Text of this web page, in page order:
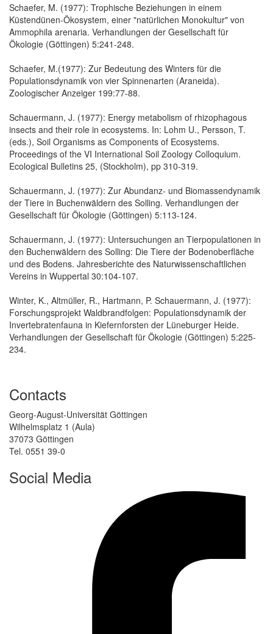
Schaefer, M. (1977): Trophische Beziehungen in einem
Küstendünen-Ökosystem, einer "natürlichen Monokultur" von
Ammophila arenaria. Verhandlungen der Gesellschaft für
Ökologie (Göttingen) 5:241-248.
Schaefer, M.(1977): Zur Bedeutung des Winters für die
Populationsdynamik von vier Spinnenarten (Araneida).
Zoologischer Anzeiger 199:77-88.
Schauermann, J. (1977): Energy metabolism of rhizophagous
insects and their role in ecosystems. In: Lohm U., Persson, T.
(eds.), Soil Organisms as Components of Ecosystems.
Proceedings of the VI International Soil Zoology Colloquium.
Ecological Bulletins 25, (Stockholm), pp 310-319.
Schauermann, J. (1977): Zur Abundanz- und Biomassendynamik
der Tiere in Buchenwäldern des Solling. Verhandlungen der
Gesellschaft für Ökologie (Göttingen) 5:113-124.
Schauermann, J. (1977): Untersuchungen an Tierpopulationen in
den Buchenwäldern des Solling: Die Tiere der Bodenoberfläche
und des Bodens. Jahresberichte des Naturwissenschaftlichen
Vereins in Wuppertal 30:104-107.
Winter, K., Altmüller, R., Hartmann, P. Schauermann, J. (1977):
Forschungsprojekt Waldbrandfolgen: Populationsdynamik der
Invertebratenfauna in Kiefernforsten der Lüneburger Heide.
Verhandlungen der Gesellschaft für Ökologie (Göttingen) 5:225-
234.
Contacts
Georg-August-Universität Göttingen
Wilhelmsplatz 1 (Aula)
37073 Göttingen
Tel. 0551 39-0
Social Media